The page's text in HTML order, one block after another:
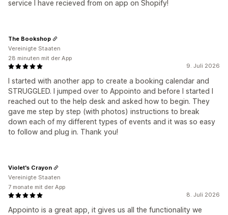
service I have recieved from on app on Shopify!
9. Juli 2026
I started with another app to create a booking calendar and
STRUGGLED. I jumped over to Appointo and before I started I
reached out to the help desk and asked how to begin. They
gave me step by step (with photos) instructions to break
down each of my different types of events and it was so easy
to follow and plug in. Thank you!
The Bookshop
Vereinigte Staaten
28 minuten mit der App
8. Juli 2026
Appointo is a great app, it gives us all the functionality we
Violet's Crayon
Vereinigte Staaten
7 monate mit der App